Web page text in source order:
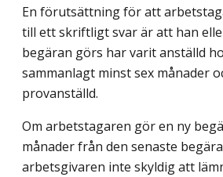
En förutsättning för att
till ett skriftligt svar är att han
begäran görs har varit anställd
sammanlagt minst sex månader
provanställd.
Om arbetstagaren gör en ny
månader från den senaste
arbetsgivaren inte skyldig att